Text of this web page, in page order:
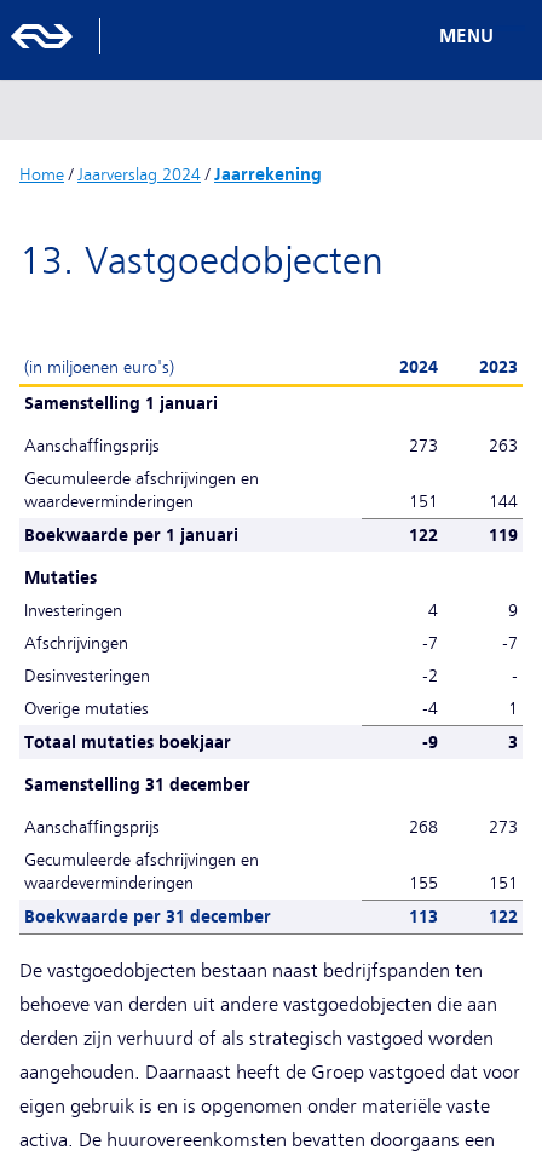
MENU
Home/ Jaarverslag 2024/Jaarrekening
13. Vastgoedobjecten
(in miljoenen euro's) 2024
2023
Samenstelling 1 januari
Aanschaffingsprijs 273
263
Gecumuleerde afschrijvingen en
waardeverminderingen
151
144
Boekwaarde per 1 januari
122 119
Mutaties
Investeringen
4
9
Afschrijvingen
-7
-7
Desinvesteringen
-2
-
Overige mutaties
-4
1
Totaal mutaties boekjaar
-9 3
Samenstelling 31 december
Aanschaffingsprijs 268
273
Gecumuleerde afschrijvingen en
waardeverminderingen
155
151
Boekwaarde per 31 december
113 122
De vastgoedobjecten bestaan naast bedrijfspanden ten
behoeve van derden uit andere vastgoedobjecten die aan
derden zijn verhuurd of als strategisch vastgoed worden
aangehouden. Daarnaast heeft de Groep vastgoed dat voor
eigen gebruik is en is opgenomen onder materiële vaste
activa. De huurovereenkomsten bevatten doorgaans een